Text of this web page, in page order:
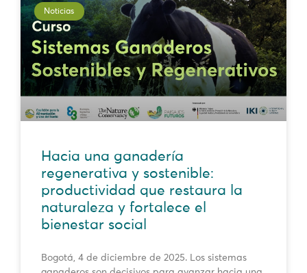
Noticias
Hacia una ganadería
regenerativa y sostenible:
productividad que restaura la
naturaleza y fortalece el
bienestar social
Bogotá, 4 de diciembre de 2025. Los sistemas